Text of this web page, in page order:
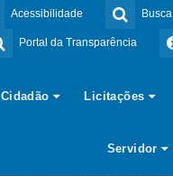
Busca
Acessibilidade
Portal da Transparência
Cidadão Licitações
Servidor